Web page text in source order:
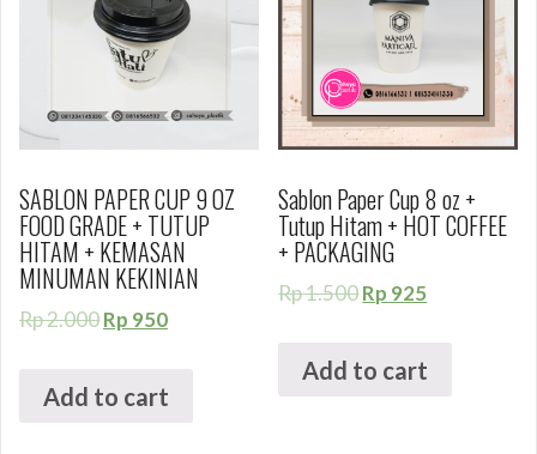
SABLON PAPER CUP 9 OZ
FOOD GRADE + TUTUP
HITAM + KEMASAN
MINUMAN KEKINIAN
Rp2.000Rp 950
Add to cart
Sablon Paper Cup 8 oz +
Tutup Hitam + HOT COFFEE
+ PACKAGING
Rp1.500Rp 925
Add to cart